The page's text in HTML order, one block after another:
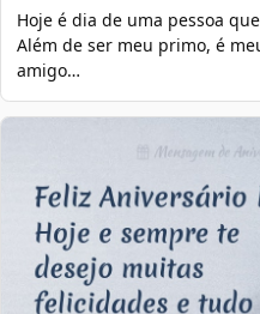
Hoje é dia de uma pessoa
Além de ser meu primo, é
amigo…